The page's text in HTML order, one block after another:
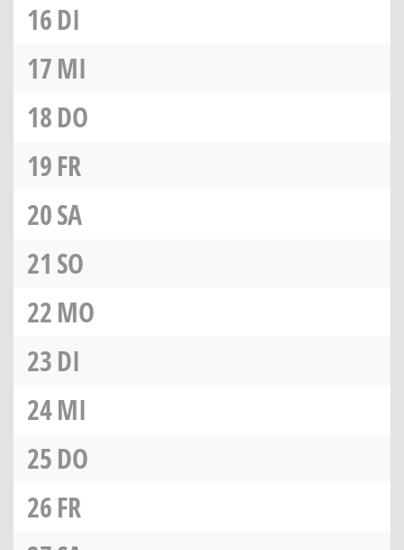
16DI
17MI
18DO
19FR
20SA
21 SO
22MO
23DI
24MI
25DO
26FR